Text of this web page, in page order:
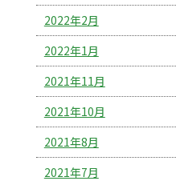
2022年2月
2022年1月
2021年11月
2021年10月
2021年8月
2021年7月